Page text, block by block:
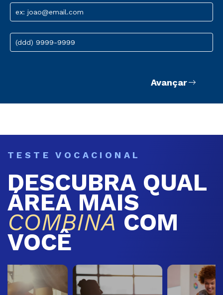
ex: joao@email.com
(ddd) 9999-9999
Avançar
TESTE VOCACIONAL
DESCUBRA QUAL
ÁREA MAIS
COMBINA COM
VOCÊ